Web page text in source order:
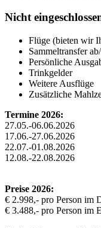
Nicht
Flüge (bieten wir
Sammeltransfer
Persönliche
Trinkgelder
Weitere Ausflüge
Zusätzliche
Termine 2026:
27.05.-06.06.2026
17.06.-27.06.2026
22.07.-01.08.2026
12.08.-22.08.2026
Preise 2026:
€ 2.998,- pro Person im
€ 3.488,- pro Person im